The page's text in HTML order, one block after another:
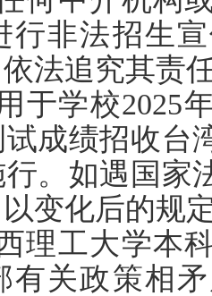
行非法招生
法追究其责
于学校2025
成绩招收台
。如遇国家
变化后的规
理工大学本
有关政策相